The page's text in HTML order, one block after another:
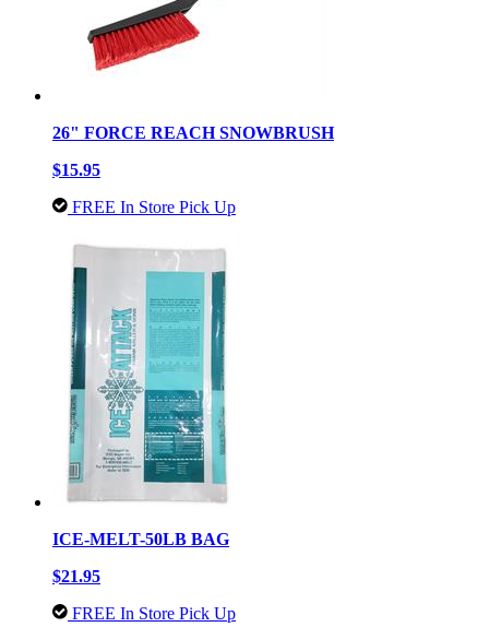
26" FORCE REACH SNOWBRUSH
$15.95
FREE In Store Pick Up
ICE-MELT-50LB BAG
$21.95
FREE In Store Pick Up